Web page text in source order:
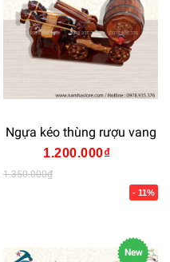
Ngựa kéo thùng rượu vang
1.200.000₫
1.350.000₫
- 11%
New